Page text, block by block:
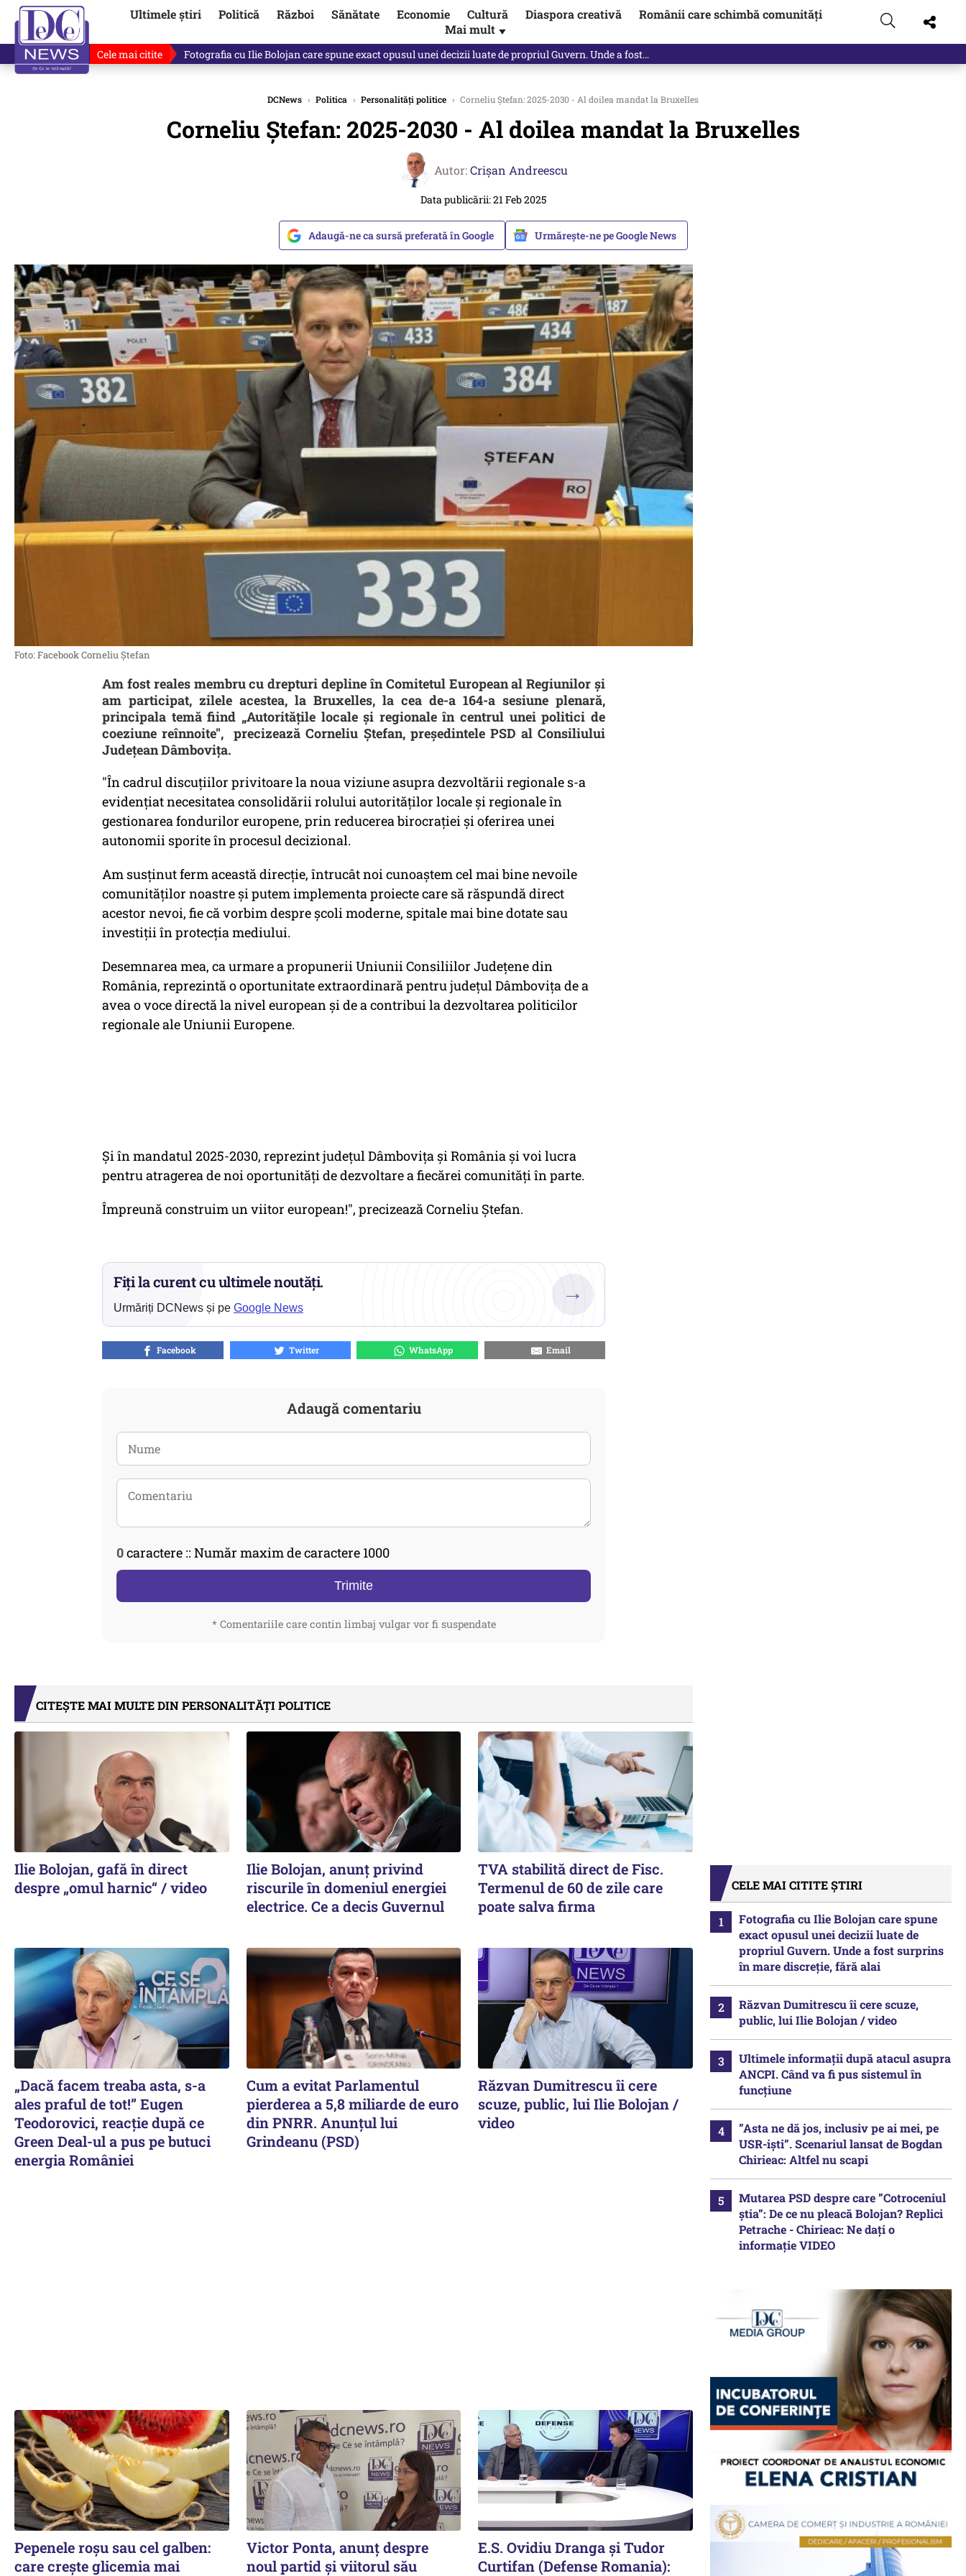
Ultimele știri Politică Război Sănătate Economie Cultură Diaspora creativă
Românii care schimbă comunități
Mai mult ▼
Cele mai citite De ce minte Ilie Bolojan? Ce spune Mircea Badea: E o minciună de mari proporții
DCNews › Politica › Personalități politice › Corneliu Ștefan: 2025-2030 - Al doilea mandat la Bruxelles
Corneliu Ștefan: 2025-2030 - Al doilea mandat la Bruxelles
Autor:Crişan Andreescu
Data publicării: 21 Feb 2025
Adaugă-ne ca sursă preferată în Google Urmărește-ne pe Google News
Foto: Facebook Corneliu Ștefan
Am fost reales membru cu drepturi depline în Comitetul European al Regiunilor și
am participat, zilele acestea, la Bruxelles, la cea de-a 164-a sesiune plenară,
principala temă fiind „Autoritățile locale și regionale în centrul unei politici de
coeziune reînnoite", precizează Corneliu Ștefan, președintele PSD al Consiliului
Județean Dâmbovița.
"În cadrul discuțiilor privitoare la noua viziune asupra dezvoltării regionale s-a
evidențiat necesitatea consolidării rolului autorităților locale și regionale în
gestionarea fondurilor europene, prin reducerea birocrației și oferirea unei
autonomii sporite în procesul decizional.
Am susținut ferm această direcție, întrucât noi cunoaștem cel mai bine nevoile
comunităților noastre și putem implementa proiecte care să răspundă direct
acestor nevoi, fie că vorbim despre școli moderne, spitale mai bine dotate sau
investiții în protecția mediului.
Desemnarea mea, ca urmare a propunerii Uniunii Consiliilor Județene din
România, reprezintă o oportunitate extraordinară pentru județul Dâmbovița de a
avea o voce directă la nivel european și de a contribui la dezvoltarea politicilor
regionale ale Uniunii Europene.
Și în mandatul 2025-2030, reprezint județul Dâmbovița și România și voi lucra
pentru atragerea de noi oportunități de dezvoltare a fiecărei comunități în parte.
Împreună construim un viitor european!", precizează Corneliu Ștefan.
Fiți la curent cu ultimele noutăți.
Urmăriți DCNews și pe Google News
→
Facebook Twitter WhatsApp Email
Adaugă comentariu
0caractere :: Număr maxim de caractere 1000
Trimite
* Comentariile care contin limbaj vulgar vor fi suspendate
CITEȘTE MAI MULTE DIN PERSONALITĂȚI POLITICE
Ilie Bolojan, gafă în direct
despre „omul harnic“ / video
Ilie Bolojan, anunț privind
riscurile în domeniul energiei
electrice. Ce a decis Guvernul
TVA stabilită direct de Fisc.
Termenul de 60 de zile care
poate salva firma
„Dacă facem treaba asta, s-a
ales praful de tot!” Eugen
Teodorovici, reacție după ce
Green Deal-ul a pus pe butuci
energia României
Cum a evitat Parlamentul
pierderea a 5,8 miliarde de euro
din PNRR. Anunțul lui
Grindeanu (PSD)
Răzvan Dumitrescu îi cere
scuze, public, lui Ilie Bolojan /
video
Pepenele roșu sau cel galben:
care crește glicemia mai
Victor Ponta, anunț despre
noul partid și viitorul său
E.S. Ovidiu Dranga și Tudor
Curtifan (Defense Romania):
CELE MAI CITITE ȘTIRI
Fotografia cu Ilie Bolojan care spune
exact opusul unei decizii luate de
propriul Guvern. Unde a fost surprins
în mare discreție, fără alai
Răzvan Dumitrescu îi cere scuze,
public, lui Ilie Bolojan / video
Ultimele informații după atacul asupra
ANCPI. Când va fi pus sistemul în
funcțiune
”Asta ne dă jos, inclusiv pe ai mei, pe
USR-iști”. Scenariul lansat de Bogdan
Chirieac: Altfel nu scapi
Mutarea PSD despre care ”Cotroceniul
știa”: De ce nu pleacă Bolojan? Replici
Petrache - Chirieac: Ne dați o
informație VIDEO